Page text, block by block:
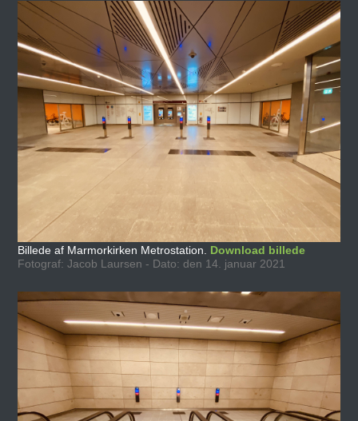
Billede af Marmorkirken Metrostation. Download billede
Fotograf: Jacob Laursen - Dato: den 14. januar 2021